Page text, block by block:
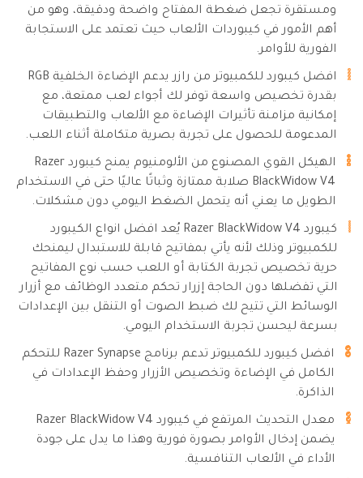
ومستقرة تجعل ضغطة المفتاح واضحة ودقيقة، وهو من
أهم الأمور في كيبوردات الألعاب حيث تعتمد على الاستجابة
الفورية للأوامر.
افضل كيبورد للكمبيوتر من رازر يدعم الإضاءة الخلفية RGB
بقدرة تخصيص واسعة توفر لك أجواء لعب ممتعة، مع
إمكانية مزامنة تأثيرات الإضاءة مع الألعاب والتطبيقات
المدعومة للحصول على تجربة بصرية متكاملة أثناء اللعب.
الهيكل القوي المصنوع من الألومنيوم يمنح كيبورد Razer
BlackWidow V4 صلابة ممتازة وثباتًا عاليًا حتى في الاستخدام
الطويل ما يعني أنه يتحمل الضغط اليومي دون مشكلات.
كيبورد Razer BlackWidow V4 يُعد افضل انواع الكيبورد
للكمبيوتر وذلك لأنه يأتي بمفاتيح قابلة للاستبدال ليمنحك
حرية تخصيص تجربة الكتابة أو اللعب حسب نوع المفاتيح
التي تفضلها دون الحاجة إزرار تحكم متعدد الوظائف مع أزرار
الوسائط التي تتيح لك ضبط الصوت أو التنقل بين الإعدادات
بسرعة ليحسن تجربة الاستخدام اليومي.
افضل كيبورد للكمبيوتر تدعم برنامج Razer Synapse للتحكم
الكامل في الإضاءة وتخصيص الأزرار وحفظ الإعدادات في
الذاكرة.
معدل التحديث المرتفع في كيبورد Razer BlackWidow V4
يضمن إدخال الأوامر بصورة فورية وهذا ما يدل على جودة
الأداء في الألعاب التنافسية.